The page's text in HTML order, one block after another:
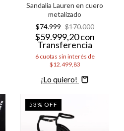
Sandalia Lauren en cuero
metalizado
$74.999 $170.000
$59.999,20con
Transferencia
6 cuotas sin interés de
$12.499,83
Comprar
53 % OFF